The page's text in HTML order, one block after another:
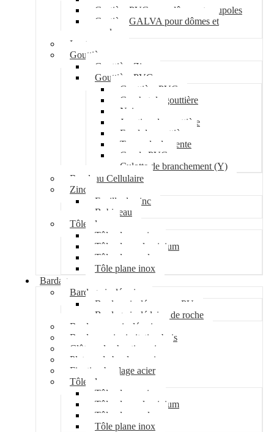
Costière PVC pour dômes et coupoles
Costière GALVA pour dômes et
coupoles
Lanterneau
Gouttière
Gouttière Zinc
Gouttière PVC
Gouttière PVC
Crochet de gouttière
Naissance
Jonction de gouttière
Fond de gouttière
Tuyau de descente
Coude PVC
Culotte de branchement (Y)
Bandeau Cellulaire
Zinc
Feuille de zinc
Bobineau
Tôle plane
Tôle plane acier
Tôle plane aluminium
Tôle plane galva
Tôle plane inox
Bardage
Bardage isolé acier
Bardage isolé mousse PU
Bardage isolé laine de roche
Bardage non isolé acier
Bardage acier imitation bois
Clôture de chantier acier
Plateau de bardage acier
Fixation bardage acier
Tôle plane
Tôle plane acier
Tôle plane aluminium
Tôle plane galva
Tôle plane inox